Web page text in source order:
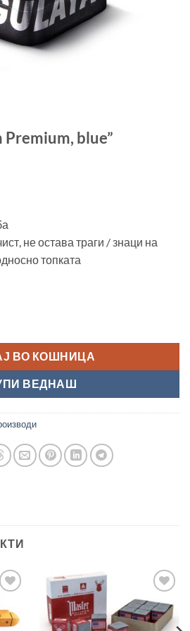
Premium, blue”
не остава траги / знаци на
топката
ВО КОШНИЦА
ВЕДНАШ
Во
желботека